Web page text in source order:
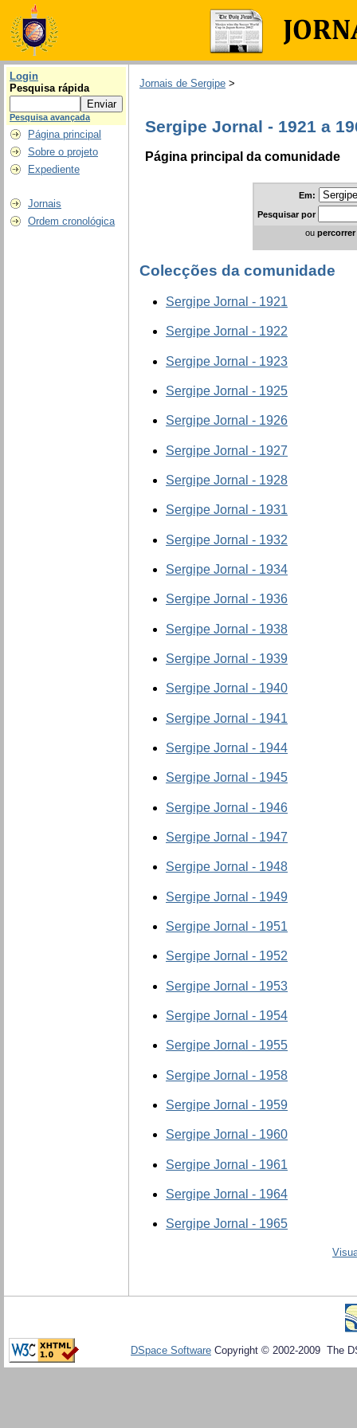
Login
Pesquisa rápida
Pesquisa avançada
Página principal
Sobre o projeto
Expediente
Jornais
Ordem cronológica
Jornais de Sergipe >
Sergipe Jornal - 1921 a
Página principal da comunidade
Em:
Pesquisarpor
ou percorrer
Colecções da comunidade
Sergipe Jornal - 1921
Sergipe Jornal - 1922
Sergipe Jornal - 1923
Sergipe Jornal - 1925
Sergipe Jornal - 1926
Sergipe Jornal - 1927
Sergipe Jornal - 1928
Sergipe Jornal - 1931
Sergipe Jornal - 1932
Sergipe Jornal - 1934
Sergipe Jornal - 1936
Sergipe Jornal - 1938
Sergipe Jornal - 1939
Sergipe Jornal - 1940
Sergipe Jornal - 1941
Sergipe Jornal - 1944
Sergipe Jornal - 1945
Sergipe Jornal - 1946
Sergipe Jornal - 1947
Sergipe Jornal - 1948
Sergipe Jornal - 1949
Sergipe Jornal - 1951
Sergipe Jornal - 1952
Sergipe Jornal - 1953
Sergipe Jornal - 1954
Sergipe Jornal - 1955
Sergipe Jornal - 1958
Sergipe Jornal - 1959
Sergipe Jornal - 1960
Sergipe Jornal - 1961
Sergipe Jornal - 1964
Sergipe Jornal - 1965
DSpace Software Copyright © 2002-2009 The